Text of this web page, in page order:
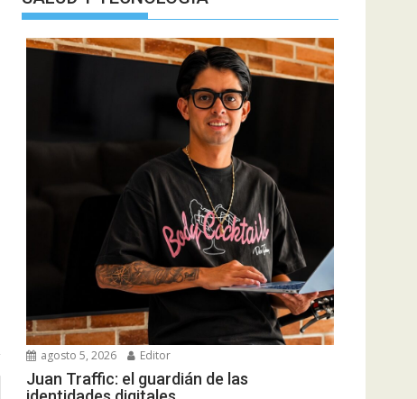
agosto 5, 2026 Editor
Juan Traffic: el guardián de las